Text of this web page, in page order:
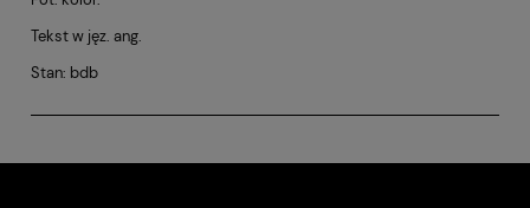
Tekst w jęz. ang.
Stan: bdb